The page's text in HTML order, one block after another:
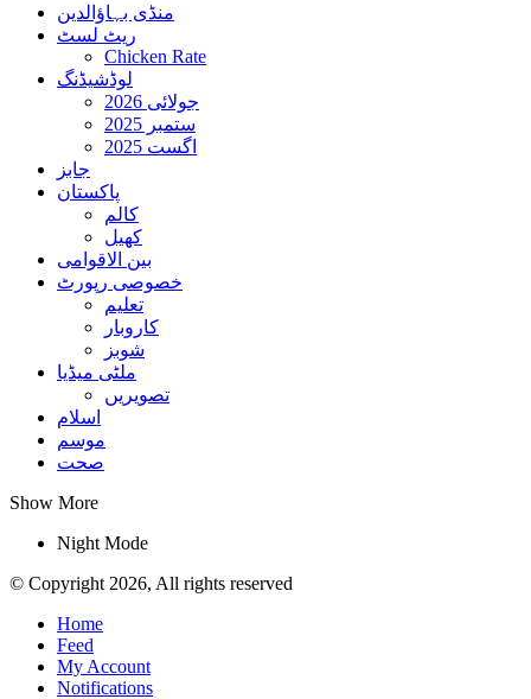
منڈی بہاؤالدین
ریٹ لسٹ
Chicken Rate
لوڈشیڈنگ
جولائی 2026
ستمبر 2025
اگست 2025
جابز
پاکستان
کالم
کھیل
بین الاقوامی
خصوصی رپورٹ
تعلیم
کاروبار
شوبز
ملٹی میڈیا
تصویریں
اسلام
موسم
صحت
Show More
Night Mode
© Copyright 2026, All rights reserved
Home
Feed
My Account
Notifications